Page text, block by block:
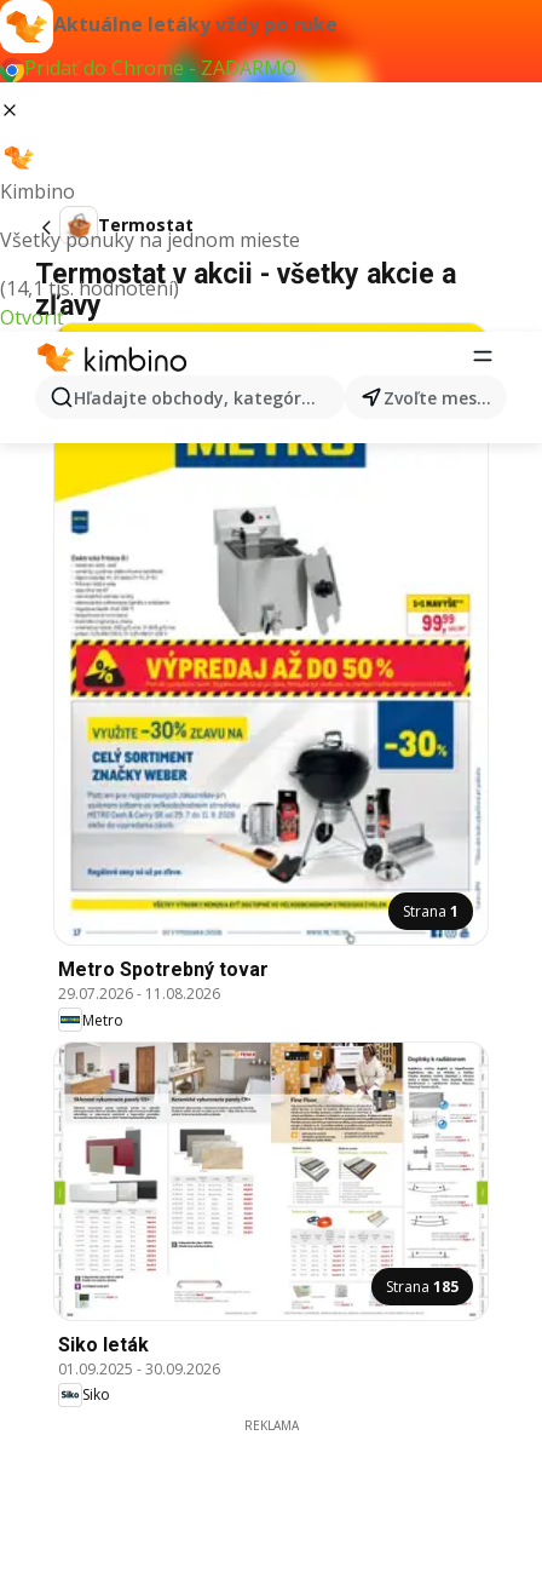
Aktuálne letáky vždy po ruke
Pridať do Chrome - ZADARMO
Kimbino
Všetky ponuky na jednom mieste
(14,1 tis. hodnotení)
Otvoriť
Hľadajte obchody, kategórie, produkty... Zvoľte mesto
Termostat
Termostat v akcii - všetky akcie a
zľavy
Strana 1
Metro Spotrebný tovar
29.07.2026- 11.08.2026
Metro
Strana 185
Siko leták
01.09.2025 -30.09.2026
Siko
REKLAMA